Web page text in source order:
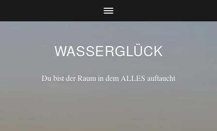
WASSERGLÜCK
Du bist der Raum in dem ALLES auftaucht